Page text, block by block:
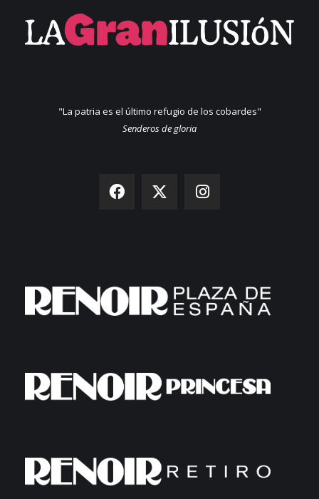
"La patria es el último refugio de los cobardes"
Senderos de gloria